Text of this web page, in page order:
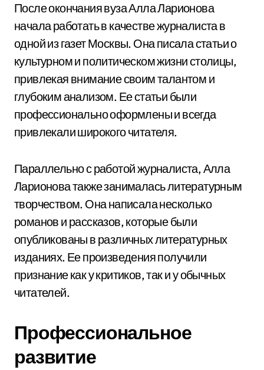
После окончания вуза Алла Ларионова
начала работать в качестве журналиста в
одной из газет Москвы. Она писала статьи о
культурном и политическом жизни столицы,
привлекая внимание своим талантом и
глубоким анализом. Ее статьи были
профессионально оформлены и всегда
привлекали широкого читателя.
Параллельно с работой журналиста, Алла
Ларионова также занималась литературным
творчеством. Она написала несколько
романов и рассказов, которые были
опубликованы в различных литературных
изданиях. Ее произведения получили
признание как у критиков, так и у обычных
читателей.
Профессиональное
развитие